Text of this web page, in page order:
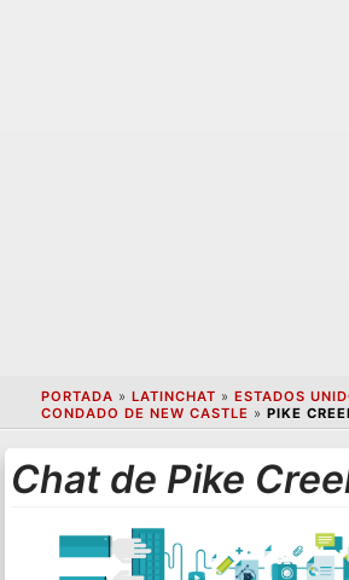
PORTADA » LATINCHAT » ESTADOS
CONDADO DE NEW CASTLE » PIKE
Chat de Pike